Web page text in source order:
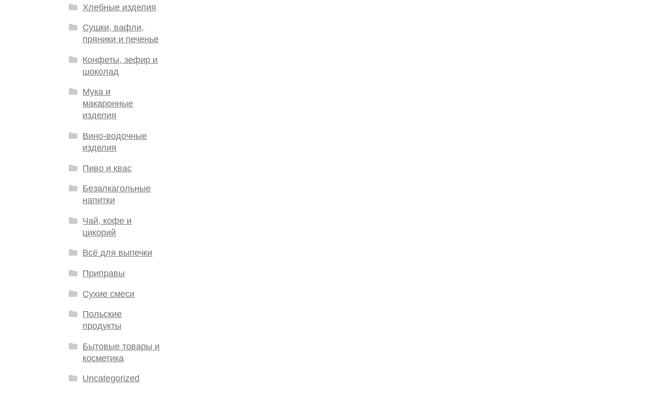
Хлебные изделия
Сушки, вафли,
пряники и печенье
Конфеты, зефир и
шоколад
Мука и
макаронные
изделия
Вино-водочные
изделия
Пиво и квас
Безалкагольные
напитки
Чай, кофе и
цикорий
Всё для выпечки
Приправы
Сухие смеси
Польские
продукты
Бытовые товары и
косметика
Uncategorized